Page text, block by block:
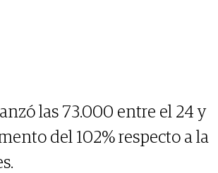
las 73.000 entre el 24 y
del 102% respecto a la